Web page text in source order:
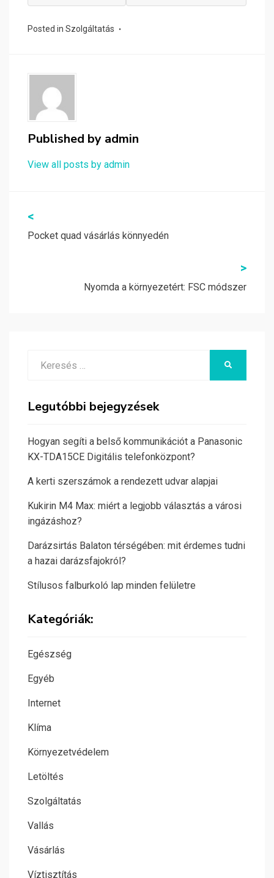
Posted in Szolgáltatás
Published by admin
View all posts by admin
Bejegyzés
navigáció
<
Pocket quad vásárlás könnyedén
>
Nyomda a környezetért: FSC módszer
Legutóbbi bejegyzések
Hogyan segíti a belső kommunikációt a Panasonic
KX-TDA15CE Digitális telefonközpont?
A kerti szerszámok a rendezett udvar alapjai
Kukirin M4 Max: miért a legjobb választás a városi
ingázáshoz?
Darázsirtás Balaton térségében: mit érdemes tudni
a hazai darázsfajokról?
Stílusos falburkoló lap minden felületre
Kategóriák:
Egészség
Egyéb
Internet
Klíma
Környezetvédelem
Letöltés
Szolgáltatás
Vallás
Vásárlás
Víztisztítás